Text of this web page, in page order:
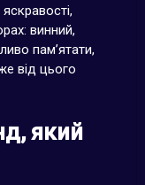
винний,
пам’ятати,
від цього
який